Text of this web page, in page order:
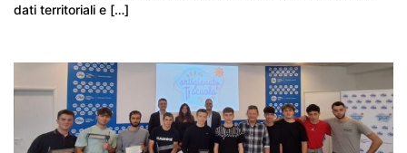
dati territoriali e […]